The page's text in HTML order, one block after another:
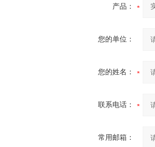
产品：
您的单位：
您的姓名：
联系电话：
常用邮箱：